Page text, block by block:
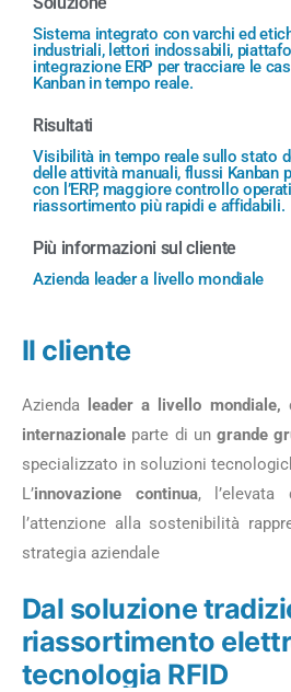
Sistema integrato con varchi ed
industriali, lettori indossabili,
integrazione ERP per tracciare le
Kanban in tempo reale.
Risultati
Visibilità in tempo reale sullo stato
delle attività manuali, flussi Kanban
con l’ERP, maggiore controllo
riassortimento più rapidi e affidabili.
Più informazioni sul cliente
Azienda leader a livello mondiale
Il cliente
Azienda leader a livello mondiale,
internazionale parte di ungrande
specializzato in soluzioni
L’innovazione continua,
l’attenzione alla sostenibilità
strategia aziendale
Dal soluzione
riassortimento
tecnologia RFID